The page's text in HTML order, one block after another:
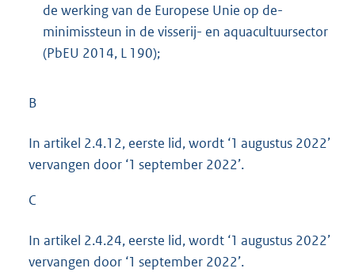
de werking van de Europese Unie op de-
minimissteun in de visserij- en aquacultuursector
(PbEU 2014, L 190);
B
In artikel 2.4.12, eerste lid, wordt ‘1 augustus 2022’
vervangen door ‘1 september 2022’.
C
In artikel 2.4.24, eerste lid, wordt ‘1 augustus 2022’
vervangen door ‘1 september 2022’.